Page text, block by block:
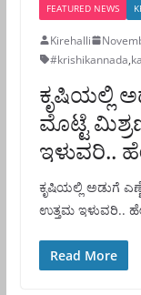
FEATURED NEWS
Kirehalli
#krishikannada,
ಕೃಷಿಯಲ್ಲಿ
ಮೊಟ್ಟೆ
ಇಳುವರಿ..
ಕೃಷಿಯಲ್ಲಿ ಅಡುಗೆ
ಉತ್ತಮ ಇಳುವರಿ..
Read More